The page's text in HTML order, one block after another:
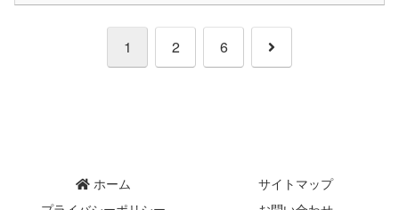
1 2 6
次
ホーム
サイトマップ